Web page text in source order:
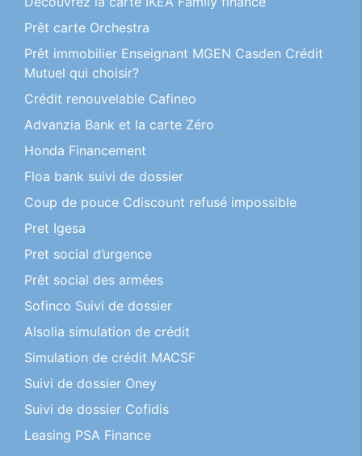
Prêt carte Orchestra
Prêt immobilier Enseignant MGEN Casden Crédit
Mutuel qui choisir?
Crédit renouvelable Cafineo
Advanzia Bank et la carte Zéro
Honda Financement
Floa bank suivi de dossier
Coup de pouce Cdiscount refusé impossible
Pret Igesa
Pret social d’urgence
Prêt social des armées
Sofinco Suivi de dossier
Alsolia simulation de crédit
Simulation de crédit MACSF
Suivi de dossier Oney
Suivi de dossier Cofidis
Leasing PSA Finance